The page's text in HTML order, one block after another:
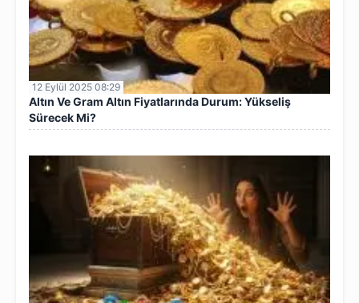
12 Eylül 2025 08:29
Altın Ve Gram Altın Fiyatlarında Durum: Yükseliş
Sürecek Mi?